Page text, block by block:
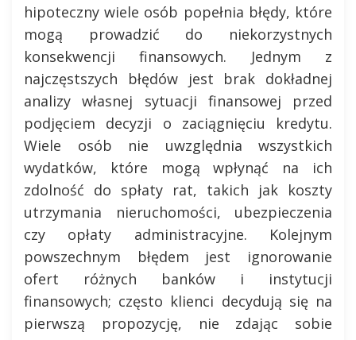
hipoteczny wiele osób popełnia błędy, które
mogą prowadzić do niekorzystnych
konsekwencji finansowych. Jednym z
najczęstszych błędów jest brak dokładnej
analizy własnej sytuacji finansowej przed
podjęciem decyzji o zaciągnięciu kredytu.
Wiele osób nie uwzględnia wszystkich
wydatków, które mogą wpłynąć na ich
zdolność do spłaty rat, takich jak koszty
utrzymania nieruchomości, ubezpieczenia
czy opłaty administracyjne. Kolejnym
powszechnym błędem jest ignorowanie
ofert różnych banków i instytucji
finansowych; często klienci decydują się na
pierwszą propozycję, nie zdając sobie